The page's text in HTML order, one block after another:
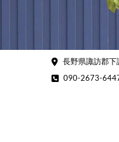
長野県諏訪郡
090-2673-